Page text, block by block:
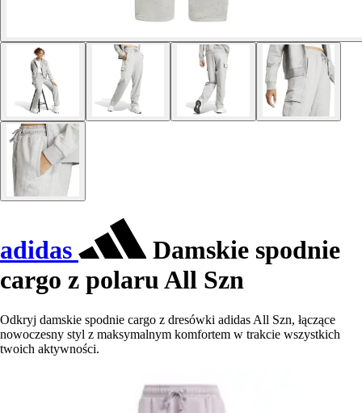
adidas
Damskie spodnie
cargo z polaru All Szn
Odkryj damskie spodnie cargo z dresówki adidas All Szn, łączące
nowoczesny styl z maksymalnym komfortem w trakcie wszystkich
twoich aktywności.